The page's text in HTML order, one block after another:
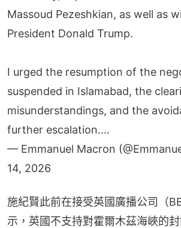
Massoud Pezeshkian, as well as
President Donald Trump.
I urged the resumption of the
suspended in Islamabad, the
misunderstandings, and the
further escalation.…
— Emmanuel Macron
14, 2026
施紀賢此前在接受英國廣播公司（
示，英國不支持對霍爾木茲海峽的